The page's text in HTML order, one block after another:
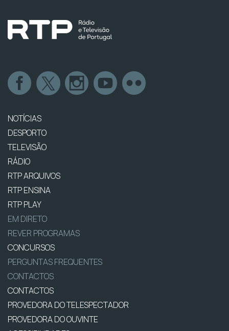
NOTÍCIAS
DESPORTO
TELEVISÃO
RÁDIO
RTP ARQUIVOS
RTP ENSINA
RTP PLAY
EM DIRETO
REVER PROGRAMAS
CONCURSOS
PERGUNTAS FREQUENTES
CONTACTOS
CONTACTOS
PROVEDORA DO TELESPECTADOR
PROVEDORA DO OUVINTE